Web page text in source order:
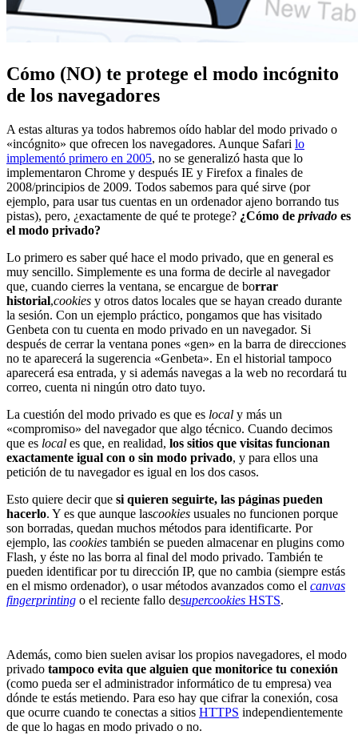
Cómo (NO) te protege el modo incógnito
de los navegadores
A estas alturas ya todos habremos oído hablar del modo privado o
«incógnito» que ofrecen los navegadores. Aunque Safari lo
implementó primero en 2005, no se generalizó hasta que lo
implementaron Chrome y después IE y Firefox a finales de
2008/principios de 2009. Todos sabemos para qué sirve (por
ejemplo, para usar tus cuentas en un ordenador ajeno borrando tus
pistas), pero, ¿exactamente de qué te protege? ¿Cómo de privado es
el modo privado?
Lo primero es saber qué hace el modo privado, que en general es
muy sencillo. Simplemente es una forma de decirle al navegador
que, cuando cierres la ventana, se encargue de borrar
historial,cookies y otros datos locales que se hayan creado durante
la sesión. Con un ejemplo práctico, pongamos que has visitado
Genbeta con tu cuenta en modo privado en un navegador. Si
después de cerrar la ventana pones «gen» en la barra de direcciones
no te aparecerá la sugerencia «Genbeta». En el historial tampoco
aparecerá esa entrada, y si además navegas a la web no recordará tu
correo, cuenta ni ningún otro dato tuyo.
La cuestión del modo privado es que es local y más un
«compromiso» del navegador que algo técnico. Cuando decimos
que es local es que, en realidad, los sitios que visitas funcionan
exactamente igual con o sin modo privado, y para ellos una
petición de tu navegador es igual en los dos casos.
Esto quiere decir que si quieren seguirte, las páginas pueden
hacerlo. Y es que aunque lascookies usuales no funcionen porque
son borradas, quedan muchos métodos para identificarte. Por
ejemplo, las cookies también se pueden almacenar en plugins como
Flash, y éste no las borra al final del modo privado. También te
pueden identificar por tu dirección IP, que no cambia (siempre estás
en el mismo ordenador), o usar métodos avanzados como el canvas
fingerprinting o el reciente fallo desupercookies HSTS.
Además, como bien suelen avisar los propios navegadores, el modo
privado tampoco evita que alguien que monitorice tu conexión
(como pueda ser el administrador informático de tu empresa) vea
dónde te estás metiendo. Para eso hay que cifrar la conexión, cosa
que ocurre cuando te conectas a sitios HTTPS independientemente
de que lo hagas en modo privado o no.